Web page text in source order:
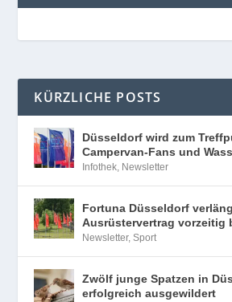
KÜRZLICHE POSTS
Düsseldorf wird zum
Campervan-Fans und
Infothek, Newsletter
Fortuna Düsseldorf
Ausrüstervertrag vorzeitig
Newsletter,Sport
Zwölf junge Spatzen in
erfolgreich ausgewildert